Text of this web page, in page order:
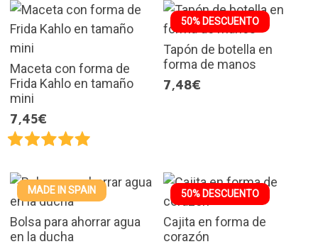
Maceta con forma de
Frida Kahlo en tamaño
mini
7,45€
50% DESCUENTO
Tapón de botella en
forma de manos
7,48€
MADE IN SPAIN
Bolsa para ahorrar agua
en la ducha
50% DESCUENTO
Cajita en forma de
corazón